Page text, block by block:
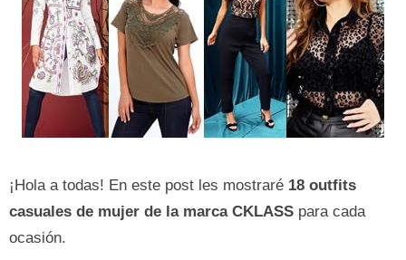
¡Hola a todas! En este post les mostraré 18 outfits
casuales de mujer de la marca CKLASS para cada
ocasión.